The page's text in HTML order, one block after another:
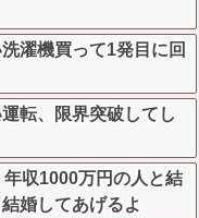
濯機買って1発目に回
転、限界突破してし
年収1000万円の人と結
婚してあげるよ